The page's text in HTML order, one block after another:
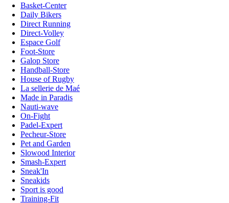
Basket-Center
Daily Bikers
Direct Running
Direct-Volley
Espace Golf
Foot-Store
Galop Store
Handball-Store
House of Rugby
La sellerie de Maé
Made in Paradis
Nauti-wave
On-Fight
Padel-Expert
Pecheur-Store
Pet and Garden
Slowood Interior
Smash-Expert
Sneak'In
Sneakids
Sport is good
Training-Fit